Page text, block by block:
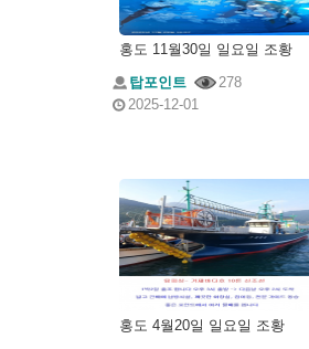
홍도 11월30일 일요일 조황
탑포인트
278
2025-12-01
홍도 4월20일 일요일 조황